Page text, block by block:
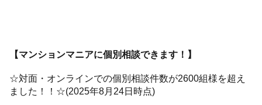
【マンションマニアに個別相談できます！】
☆対面・オンラインでの個別相談件数が2600組様を超え
ました！！☆(2025年8月24日時点)